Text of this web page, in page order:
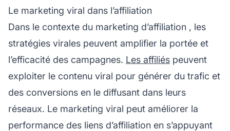
Le marketing viral dans l’affiliation
Dans le contexte du marketing d’affiliation , les
stratégies virales peuvent amplifier la portée et
l’efficacité des campagnes. Les affiliés peuvent
exploiter le contenu viral pour générer du trafic et
des conversions en le diffusant dans leurs
réseaux. Le marketing viral peut améliorer la
performance des liens d’affiliation en s’appuyant